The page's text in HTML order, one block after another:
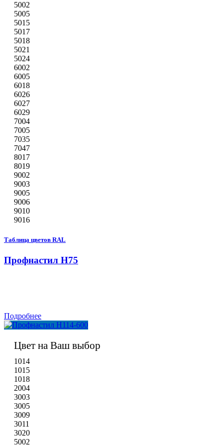
5002
5005
5015
5017
5018
5021
5024
6002
6005
6018
6026
6027
6029
7004
7005
7035
7047
8017
8019
9002
9003
9005
9006
9010
9016
Таблица цветов RAL
Профнастил Н75
Подробнее
Цвет на Ваш выбор
1014
1015
1018
2004
3003
3005
3009
3011
3020
5002